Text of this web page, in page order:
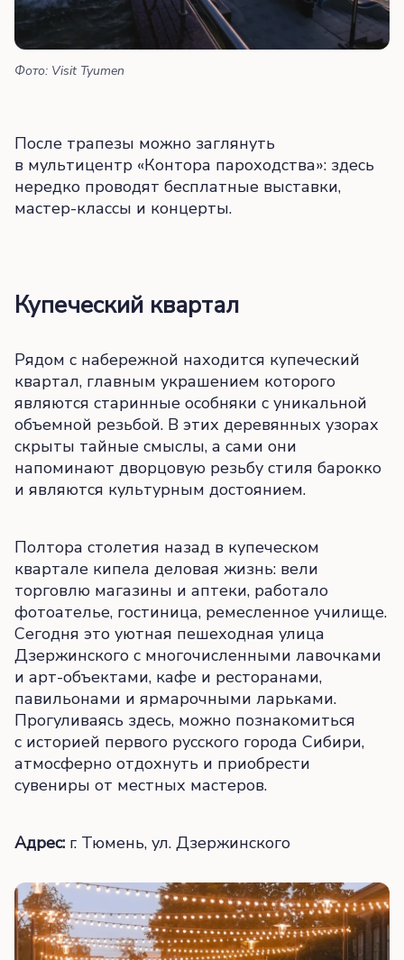
Фото: Visit Tyumen
После трапезы можно заглянуть
в мультицентр «Контора пароходства»: здесь
нередко проводят бесплатные выставки,
мастер-классы и концерты.
Купеческий квартал
Рядом с набережной находится купеческий
квартал, главным украшением которого
являются старинные особняки с уникальной
объемной резьбой. В этих деревянных узорах
скрыты тайные смыслы, а сами они
напоминают дворцовую резьбу стиля барокко
и являются культурным достоянием.
Полтора столетия назад в купеческом
квартале кипела деловая жизнь: вели
торговлю магазины и аптеки, работало
фотоателье, гостиница, ремесленное училище.
Сегодня это уютная пешеходная улица
Дзержинского с многочисленными лавочками
и арт-объектами, кафе и ресторанами,
павильонами и ярмарочными ларьками.
Прогуливаясь здесь, можно познакомиться
с историей первого русского города Сибири,
атмосферно отдохнуть и приобрести
сувениры от местных мастеров.
Адрес: г. Тюмень, ул. Дзержинского